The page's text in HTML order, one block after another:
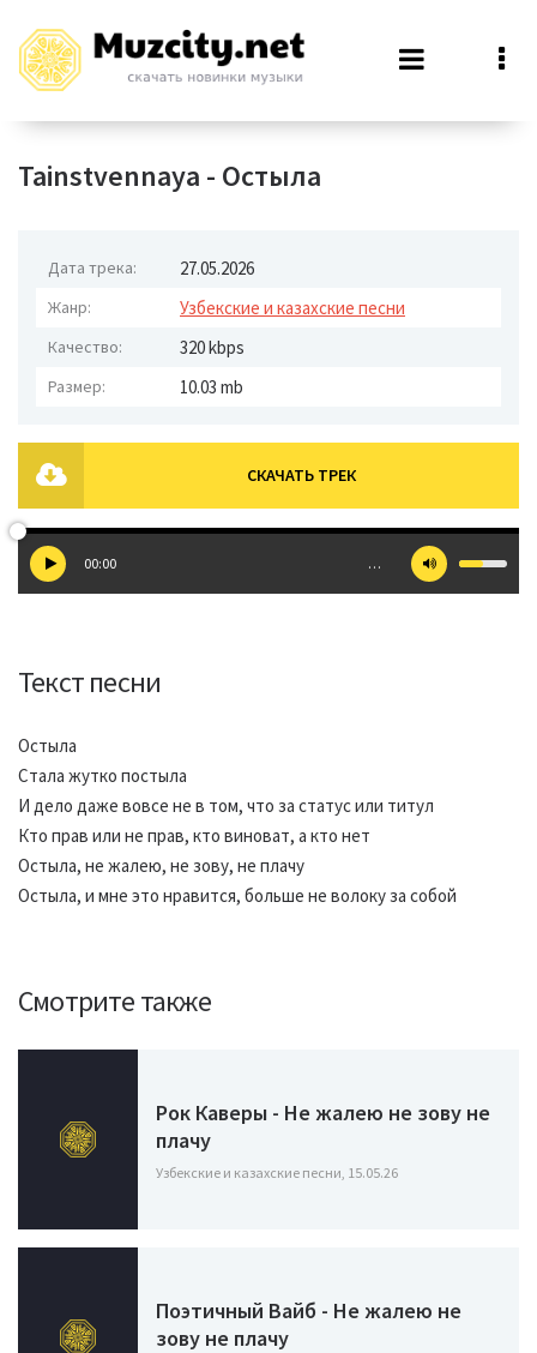
Tainstvennaya - Остыла
Дата трека: 27.05.2026
Жанр: Узбекские и казахские песни
Качество: 320 kbps
Размер: 10.03 mb
СКАЧАТЬ ТРЕК
00:00 …
Текст песни
Остыла
Стала жутко постыла
И дело даже вовсе не в том, что за статус или титул
Кто прав или не прав, кто виноват, а кто нет
Остыла, не жалею, не зову, не плачу
Остыла, и мне это нравится, больше не волоку за собой
Смотрите также
Рок Каверы - Не жалею не зову не
плачу
Узбекские и казахские песни, 15.05.26
Поэтичный Вайб - Не жалею не
зову не плачу